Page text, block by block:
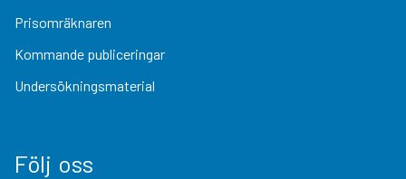
Prisomräknaren
Kommande publiceringar
Undersökningsmaterial
Följ oss